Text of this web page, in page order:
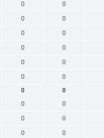
0 0
0 0
0 0
0 0
0 0
0
0
0
0
0 0
0 0
0 0